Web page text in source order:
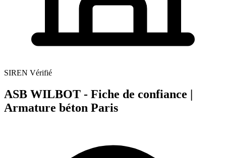
SIREN Vérifié
ASB WILBOT - Fiche de confiance |
Armature béton Paris